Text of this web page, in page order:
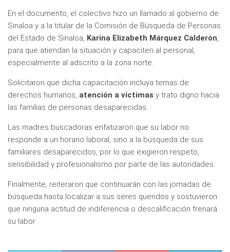
En el documento, el colectivo hizo un llamado al gobierno de
Sinaloa y a la titular de la Comisión de Búsqueda de Personas
del Estado de Sinaloa, Karina Elizabeth Márquez Calderón,
para que atiendan la situación y capaciten al personal,
especialmente al adscrito a la zona norte.
Solicitaron que dicha capacitación incluya temas de
derechos humanos, atención a víctimas y trato digno hacia
las familias de personas desaparecidas.
Las madres buscadoras enfatizaron que su labor no
responde a un horario laboral, sino a la búsqueda de sus
familiares desaparecidos, por lo que exigieron respeto,
sensibilidad y profesionalismo por parte de las autoridades.
Finalmente, reiteraron que continuarán con las jornadas de
búsqueda hasta localizar a sus seres queridos y sostuvieron
que ninguna actitud de indiferencia o descalificación frenará
su labor.